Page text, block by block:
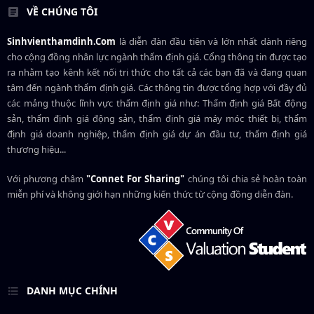
VỀ CHÚNG TÔI
Sinhvienthamdinh.Com là diễn đàn đầu tiên và lớn nhất dành riêng
cho cộng đồng nhân lực ngànhthẩm định giá. Cổng thông tin được tạo
ra nhằm tạo kênh kết nối tri thức cho tất cả các bạn đã và đang quan
tâm đến ngành thẩm định giá. Các thông tin được tổng hợp với đầy đủ
các mảng thuộc lĩnh vực thẩm định giá như: Thẩm định giá Bất động
sản, thẩm định giá động sản, thẩm định giá máy móc thiết bị, thẩm
định giá doanh nghiệp, thẩm định giá dự án đầu tư, thẩm định giá
thương hiệu...
Với phương châm"Connet For Sharing" chúng tôi chia sẻ hoàn toàn
miễn phí và không giới hạn những kiến thức từ cộng đồng diễn đàn.
DANH MỤC CHÍNH